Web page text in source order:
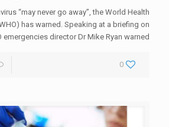
“may never go away”, the World Health
has warned. Speaking at a briefing on
emergencies director Dr Mike Ryan warned
0